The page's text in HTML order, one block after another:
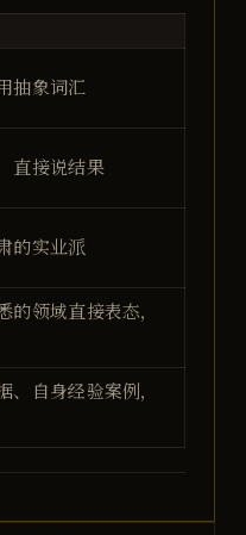
抽象词汇
直接说结果
的实业派
的领域直接表态，
、自身经验案例，